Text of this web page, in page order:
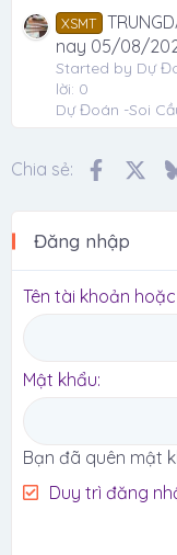
XSMT
nay 05/08/
Started by Dự
lời: 0
Dự Đoán -Soi
Chia sẻ:
Đăng nhập
Tên tài khoản
Mật khẩu
Bạn đã quên mật
Duy trì đăng